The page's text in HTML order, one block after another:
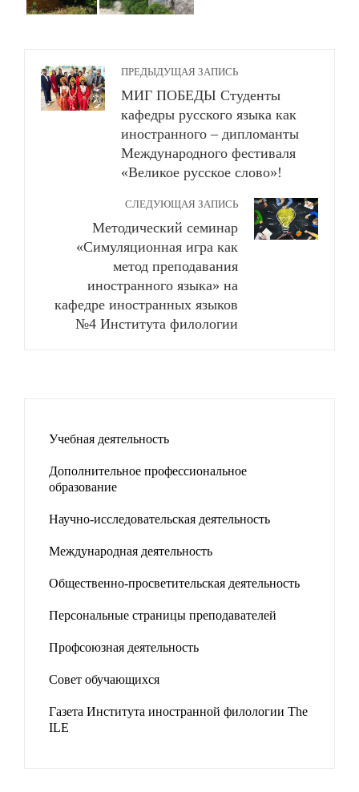
ПРЕДЫДУЩАЯ ЗАПИСЬ
МИГ ПОБЕДЫ Студенты
кафедры русского языка как
иностранного – дипломанты
Международного фестиваля
«Великое русское слово»!
СЛЕДУЮЩАЯ ЗАПИСЬ
Методический семинар
«Симуляционная игра как
метод преподавания
иностранного языка» на
кафедре иностранных языков
№4 Института филологии
Учебная деятельность
Дополнительное профессиональное
образование
Научно-исследовательская деятельность
Международная деятельность
Общественно-просветительская деятельность
Персональные страницы преподавателей
Профсоюзная деятельность
Совет обучающихся
Газета Института иностранной филологии The
ILE